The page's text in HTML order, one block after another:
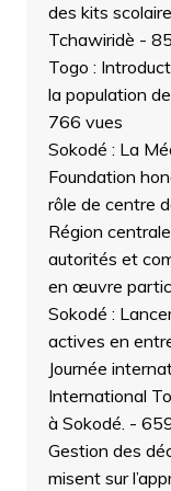
des kits
Tchawiridè -
Togo :
la population
766 vues
Sokodé : La
Foundation
rôle de centre
Région
autorités et
en œuvre
Sokodé :
actives en
Journée
International
à Sokodé. -
Gestion des
misent sur